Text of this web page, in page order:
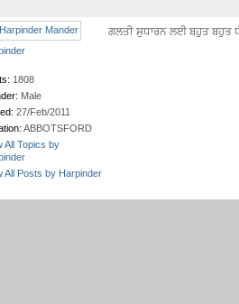
1808
Male
27/Feb/2011
ABBOTSFORD
All Topics by
All Posts by Harpinder
ਗਲਤੀ ਸੁਧਾਰਨ ਲਈ ਬਹੁਤ ਬਹੁਤ